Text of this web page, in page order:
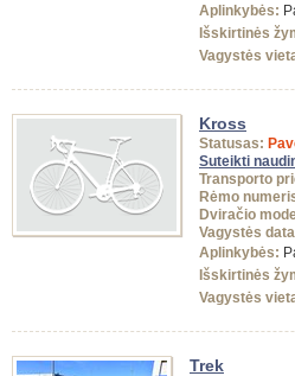
Aplinkybės:
Išskirtinės
Vagystės
Kross
Statusas:
Suteikti
Transporto
Rėmo
Dviračio
Vagystės
Aplinkybės:
Išskirtinės
Vagystės
Trek